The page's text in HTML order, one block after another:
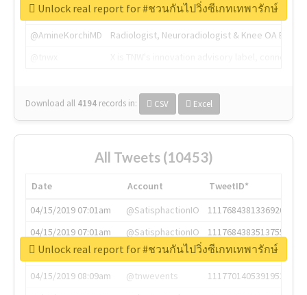
@thenextweb
The heart of tech.
@AmineKorchiMD
Radiologist, Neuroradiologist & Knee OA
Download all 4194 records in: CSV Excel
Unlock real report for #ชวนกันไปวิ่งซีเกทเทพารักษ์
All Tweets (10453)
Date Account
TweetID*
04/15/2019 07:01am
@SatisphactionIO
1117684381336920064
04/15/2019 07:01am
@SatisphactionIO
1117684383513755649
04/15/2019 07:03am
@annaercilla
1117684805876027392
04/15/2019 08:09am
@tnwevents
1117701405391953920
Unlock real report for #ชวนกันไปวิ่งซีเกทเทพารักษ์